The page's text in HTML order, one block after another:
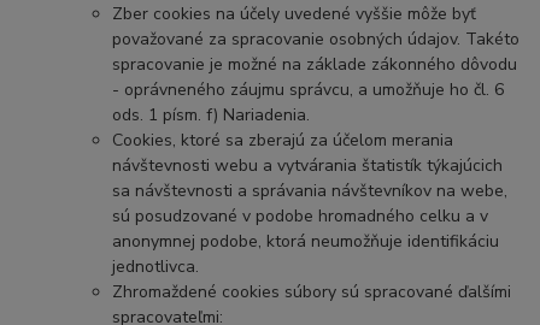
Zber cookies na účely uvedené vyššie môže byť
považované za spracovanie osobných údajov. Takéto
spracovanie je možné na základe zákonného dôvodu
- oprávneného záujmu správcu, a umožňuje ho čl. 6
ods. 1 písm. f) Nariadenia.
Cookies, ktoré sa zberajú za účelom merania
návštevnosti webu a vytvárania štatistík týkajúcich
sa návštevnosti a správania návštevníkov na webe,
sú posudzované v podobe hromadného celku a v
anonymnej podobe, ktorá neumožňuje identifikáciu
jednotlivca.
Zhromaždené cookies súbory sú spracované ďalšími
spracovateľmi: